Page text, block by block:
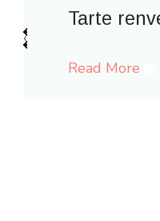
aux fruits
‹